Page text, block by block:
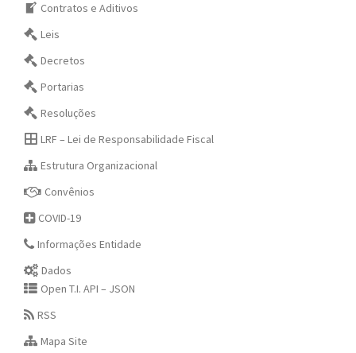
Contratos e Aditivos
Leis
Decretos
Portarias
Resoluções
LRF – Lei de Responsabilidade Fiscal
Estrutura Organizacional
Convênios
COVID-19
Informações Entidade
Dados
Open T.I. API – JSON
RSS
Mapa Site